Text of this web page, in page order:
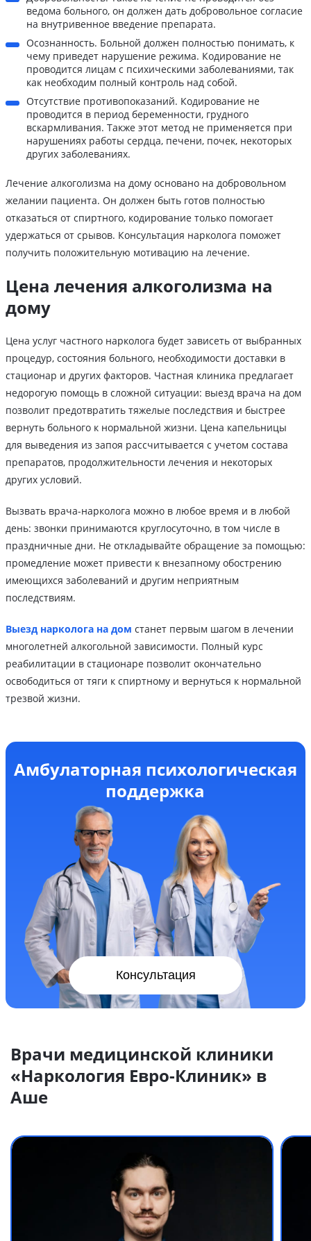
ведома больного, он должен дать добровольное согласие
на внутривенное введение препарата.
Осознанность. Больной должен полностью понимать, к
чему приведет нарушение режима. Кодирование не
проводится лицам с психическими заболеваниями, так
как необходим полный контроль над собой.
Отсутствие противопоказаний. Кодирование не
проводится в период беременности, грудного
вскармливания. Также этот метод не применяется при
нарушениях работы сердца, печени, почек, некоторых
других заболеваниях.
Лечение алкоголизма на дому основано на добровольном
желании пациента. Он должен быть готов полностью
отказаться от спиртного, кодирование только помогает
удержаться от срывов. Консультация нарколога поможет
получить положительную мотивацию на лечение.
Цена лечения алкоголизма на
дому
Цена услуг частного нарколога будет зависеть от выбранных
процедур, состояния больного, необходимости доставки в
стационар и других факторов. Частная клиника предлагает
недорогую помощь в сложной ситуации: выезд врача на дом
позволит предотвратить тяжелые последствия и быстрее
вернуть больного к нормальной жизни. Цена капельницы
для выведения из запоя рассчитывается с учетом состава
препаратов, продолжительности лечения и некоторых
других условий.
Вызвать врача-нарколога можно в любое время и в любой
день: звонки принимаются круглосуточно, в том числе в
праздничные дни. Не откладывайте обращение за помощью:
промедление может привести к внезапному обострению
имеющихся заболеваний и другим неприятным
последствиям.
Выезд нарколога на дом станет первым шагом в лечении
многолетней алкогольной зависимости. Полный курс
реабилитации в стационаре позволит окончательно
освободиться от тяги к спиртному и вернуться к нормальной
трезвой жизни.
Амбулаторная психологическая
поддержка
Консультация
Врачи медицинской клиники
«Наркология Евро-Клиник» в
Аше